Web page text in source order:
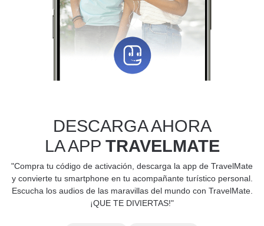
DESCARGA AHORA
LA APP TRAVELMATE
"Compra tu código de activación, descarga la app de TravelMate
y convierte tu smartphone en tu acompañante turístico personal.
Escucha los audios de las maravillas del mundo con TravelMate.
¡QUE TE DIVIERTAS!"